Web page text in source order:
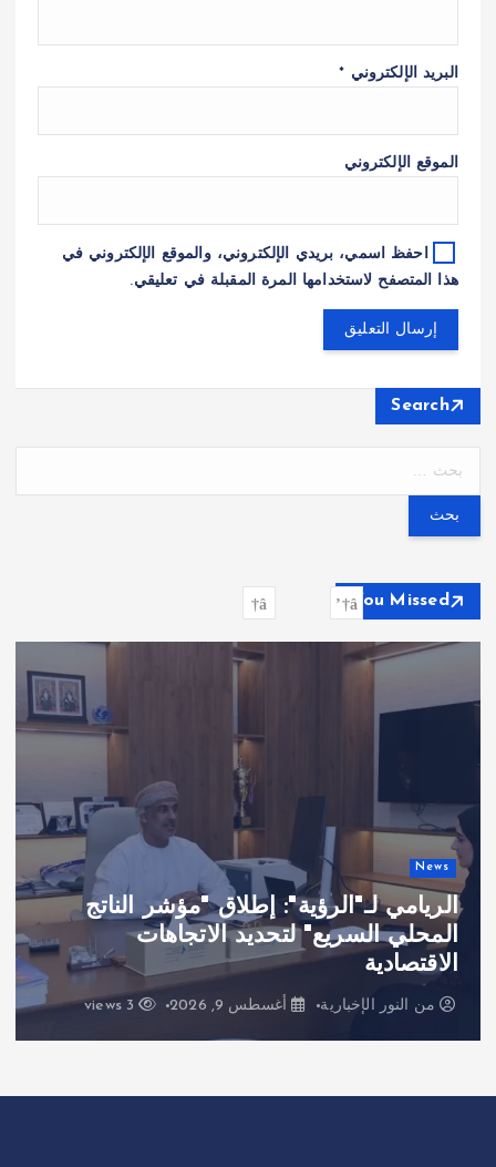
البريد الإلكتروني *
الموقع الإلكتروني
احفظ اسمي، بريدي الإلكتروني، والموقع الإلكتروني في
هذا المتصفح لاستخدامها المرة المقبلة في تعليقي.
Search
ح
ع
You Missed
News
الريامي لـ"الرؤية": إطلاق "مؤشر الناتج
المحلي السريع" لتحديد الاتجاهات
الاقتصادية
من النور الإخبارية أغسطس 9, 2026 3 views